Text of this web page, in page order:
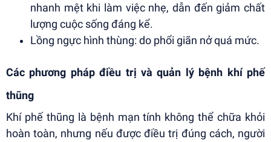
nhanh mệt khi làm việc nhẹ, dẫn đến giảm chất
lượng cuộc sống đáng kể.
Lồng ngực hình thùng: do phổi giãn nở quá mức.
Các phương pháp điều trị và quản lý bệnh khí phế
thũng
Khí phế thũng là bệnh mạn tính không thể chữa khỏi
hoàn toàn, nhưng nếu được điều trị đúng cách, người